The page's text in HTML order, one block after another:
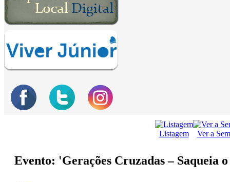
Listagem Ver a
Evento: 'Gerações Cruzadas – Saqueia